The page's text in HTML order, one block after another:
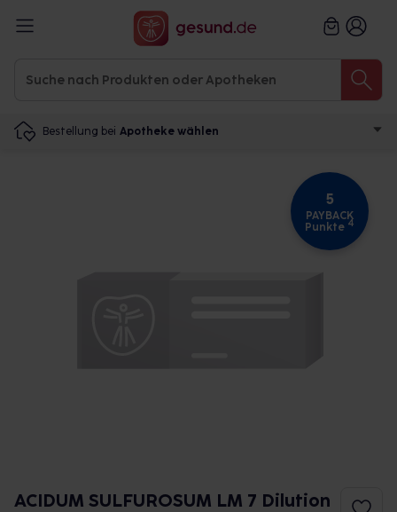
Bestellung bei Apotheke wählen
5
PAYBACK
Punkte 4
ACIDUM SULFUROSUM LM 7 Dilution